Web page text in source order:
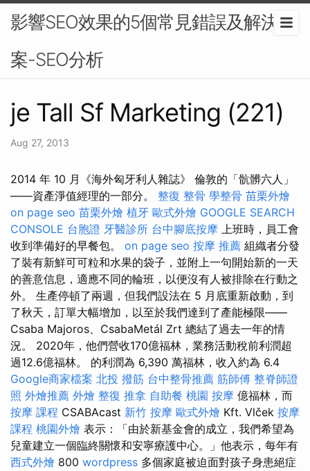
影響SEO效果的5個常見錯誤及解決方
案-SEO分析
je Tall Sf Marketing (221)
Aug 27, 2013
2014 年 10 月《海外匈牙利人雜誌》 倫敦的「骯髒六人」
——資產淨值經理的一部分。 整復 整骨 學整骨 苗栗外燴
on page seo 苗栗外燴 植牙 歐式外燴 GOOGLE SEARCH
CONSOLE 台胞證 牙醫診所 台中腳底按摩 上班時，員工會
收到準備好的早餐包。 on page seo 按摩 推薦 組織者分發
了裝有新鮮可可粒和水果的袋子，並附上一句開始新的一天
的善意信息，適應不同的輪班，以便沒有人被排除在行動之
外。 生產停頓了兩週，但我們設法在 5 月底重新啟動，到
了秋天，訂單大幅增加，以至於我們達到了產能極限——
Csaba Majoros、CsabaMetál Zrt 總結了過去一年的情
況。 2020年，他們營收170億福林，業務活動稅前利潤超
過12.6億福林。 的利潤為 6,390 萬福林，收入約為 6.4
Google商家檔案 北投 撥筋 台中整骨推薦 筋師傅 整脊師證
照 外燴推薦 外燴 整復 推拿 自助餐 桃園 按摩 億福林，而
按摩 課程 CSABAcast 新竹 按摩 歐式外燴 Kft. Vlček 按摩
課程 桃園外燴 表示：「由於新基金會的成立，我們希望為
兒童建立一個臨終關懷和安寧療護中心。」他表示，每年有
西式外燴 800 wordpress 多個家庭被迫面對孩子身患絕症